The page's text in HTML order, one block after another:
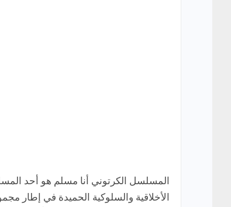
المسلسل الكرتوني أنا مسلم هو أحد
الأخلاقية والسلوكية الحميدة في إطار